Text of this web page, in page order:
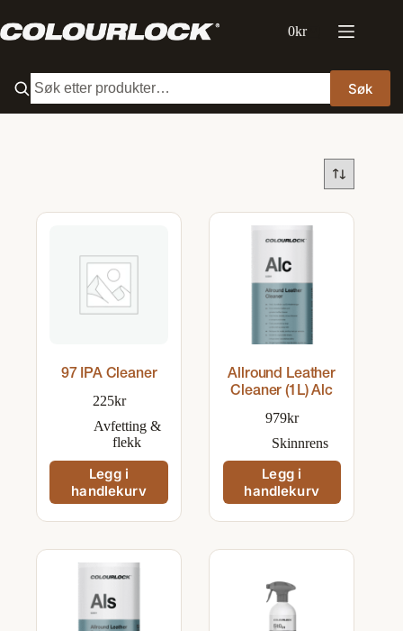
til
innholdet
Handlekurv
0kr
Søk
97 IPA Cleaner
225kr
Avfetting &
flekk
Legg i
handlekurv
Allround Leather
Cleaner (1L) Alc
979kr
Skinnrens
Legg i
handlekurv